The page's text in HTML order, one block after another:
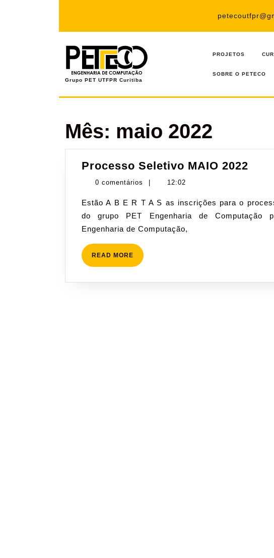
Grupo PET UTFPR Curitiba
PROJETOS
SOBRE O PETECO
Mês: maio 2022
Processo Seletivo MAIO 2022
2022
0 comentários 12:02
Estão A B E R T A S as inscrições para o processo seletivo de novos/as integrantes
do grupo PET Engenharia de Computação
Engenharia de Computação,
READ MORE READ
MORE